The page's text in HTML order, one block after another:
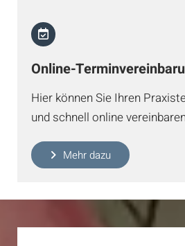
Online-
Hier können Sie Ihren
und schnell online
Mehr dazu